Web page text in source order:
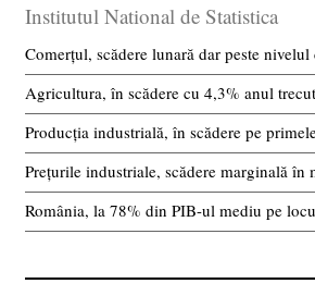
Institutul National de Statistica
Comerțul, scădere lunară dar peste
Agricultura, în scădere cu 4,3% anul trecut
Producția industrială, în scădere pe
Prețurile industriale, scădere marginală în
România, la 78% din PIB-ul mediu pe